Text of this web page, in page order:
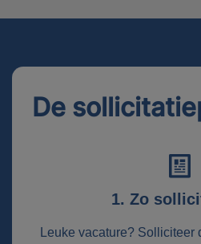
De
1. Zo
Leuke vacature? Solliciteer